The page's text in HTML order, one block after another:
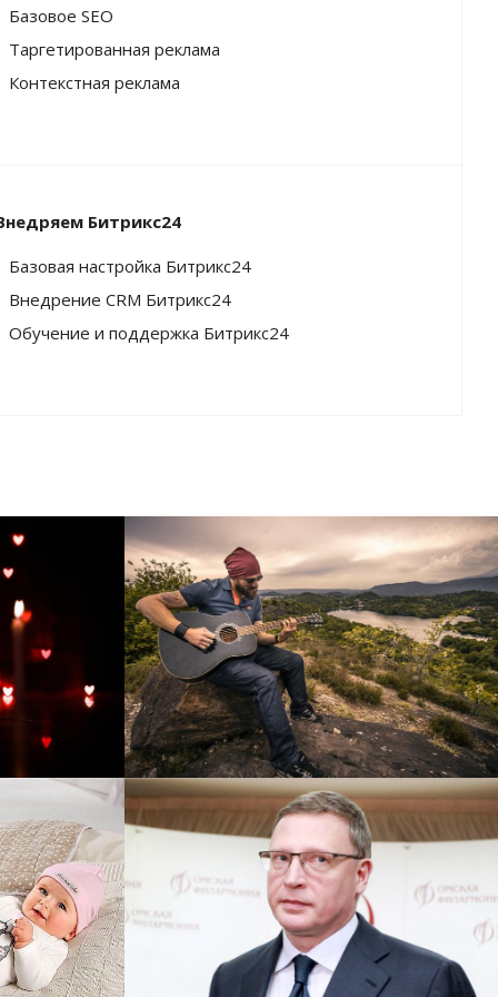
Базовое SEO
Таргетированная реклама
Контекстная реклама
Битрикс24
Базовая настройка Битрикс24
Внедрение CRM Битрикс24
Обучение и поддержка Битрикс24
Перевод интернет-магазина
Guitaramania.ru на 1С-
Битрикс
Смотреть проект
Сайт кандидата в
губернаторы Буркова
Александра Леонидовича